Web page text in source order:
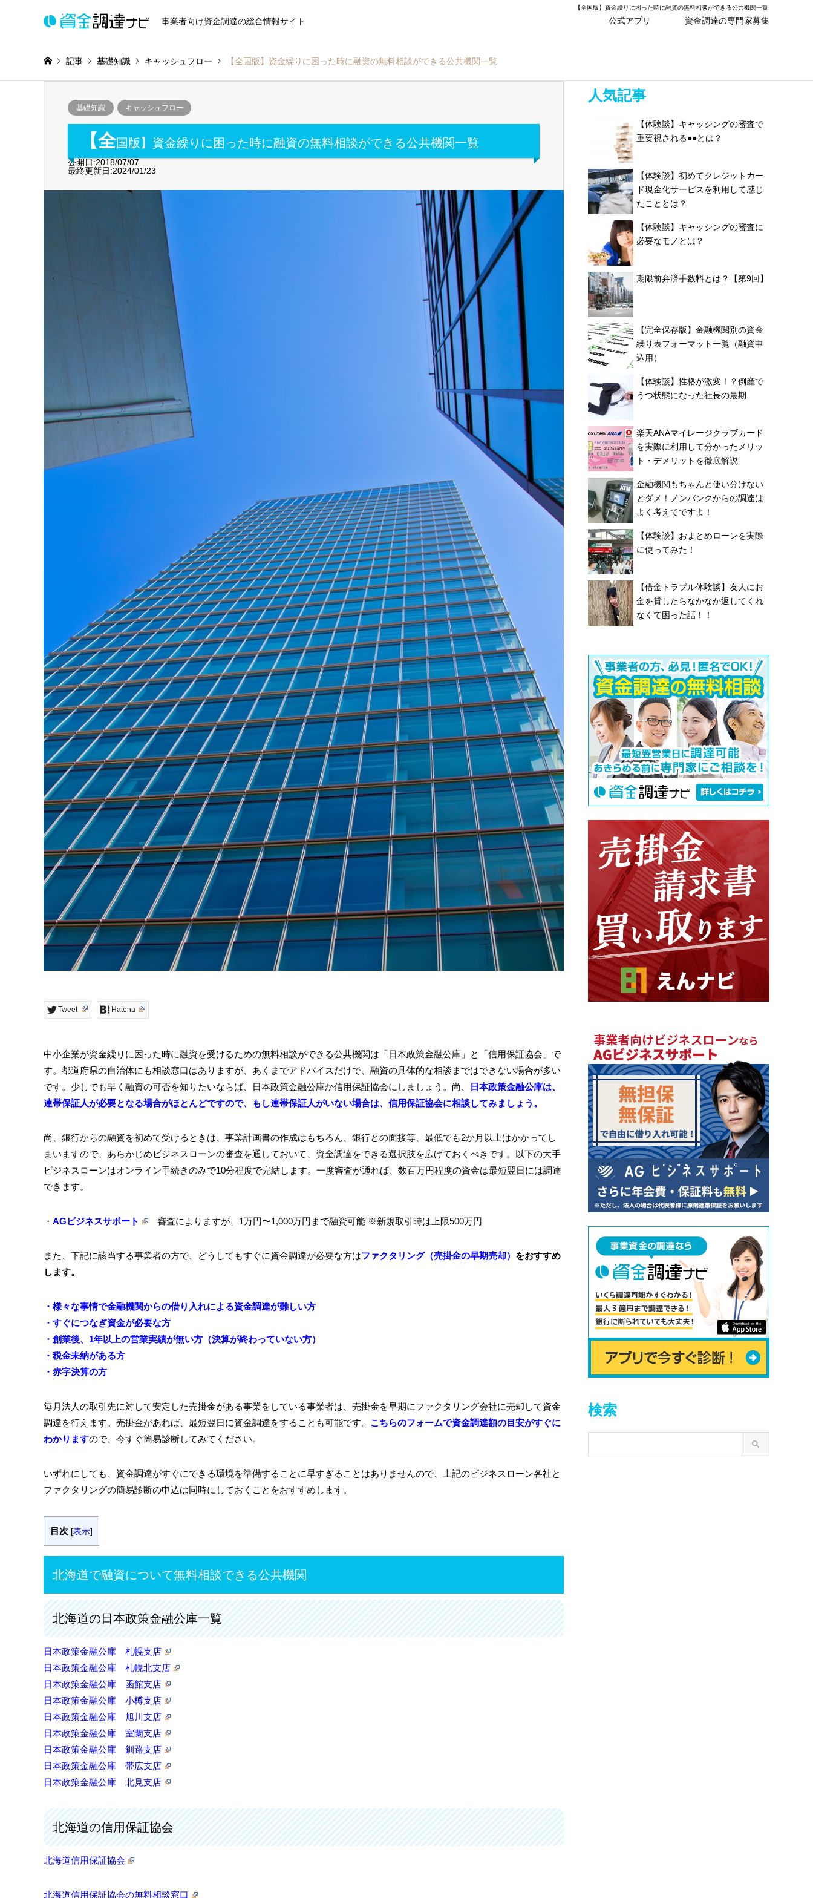
【全国版】資金繰りに困った時に融資の無料相談ができる公共機関一覧
事業者向け資金調達の総合情報サイト 公式アプリ 資金調達の専門家募集
記事 基礎知識 キャッシュフロー 【全国版】資金繰りに困った時に融資の無料相談ができる公共機関一覧
基礎知識 キャッシュフロー
【全国版】資金繰りに困った時に融資の無料相談ができる公共機関一覧
公開日:2018/07/07
最終更新日:2024/01/23
Tweet Hatena
中小企業が資金繰りに困った時に融資を受けるための無料相談ができる公共機関は「日本政策金融公庫」と「信用保証協会」で
す。都道府県の自治体にも相談窓口はありますが、あくまでアドバイスだけで、融資の具体的な相談まではできない場合が多い
です。少しでも早く融資の可否を知りたいならば、日本政策金融公庫か信用保証協会にしましょう。尚、
日本政策金融公庫は、
連帯保証人が必要となる場合がほとんどですので、もし連帯保証人がいない場合は、信用保証協会に相談してみましょう。
尚、銀行からの融資を初めて受けるときは、事業計画書の作成はもちろん、銀行との面接等、最低でも2か月以上はかかってし
まいますので、あらかじめビジネスローンの審査を通しておいて、資金調達をできる選択肢を広げておくべきです。以下の大手
ビジネスローンはオンライン手続きのみで10分程度で完結します。一度審査が通れば、数百万円程度の資金は最短翌日には調達
できます。
・ AGビジネスサポート 審査によりますが、1万円〜1,000万円まで融資可能 ※新規取引時は上限500万円
また、下記に該当する事業者の方で、どうしてもすぐに資金調達が必要な方はファクタリング（売掛金の早期売却） をおすすめ
します。
・様々な事情で金融機関からの借り入れによる資金調達が難しい方
・すぐにつなぎ資金が必要な方
・創業後、1年以上の営業実績が無い方（決算が終わっていない方）
・税金未納がある方
・赤字決算の方
毎月法人の取引先に対して安定した売掛金がある事業をしている事業者は、売掛金を早期にファクタリング会社に売却して資金
調達を行えます。売掛金があれば、最短翌日に資金調達をすることも可能です。 こちらのフォームで資金調達額の目安がすぐに
わかりますので、今すぐ簡易診断してみてください。
いずれにしても、資金調達がすぐにできる環境を準備することに早すぎることはありませんので、上記のビジネスローン各社と
ファクタリングの簡易診断の申込は同時にしておくことをおすすめします。
目次 [表示]
北海道で融資について無料相談できる公共機関
北海道の日本政策金融公庫一覧
日本政策金融公庫 札幌支店
日本政策金融公庫 札幌北支店
日本政策金融公庫 函館支店
日本政策金融公庫 小樽支店
日本政策金融公庫 旭川支店
日本政策金融公庫 室蘭支店
日本政策金融公庫 釧路支店
日本政策金融公庫 帯広支店
日本政策金融公庫 北見支店
北海道の信用保証協会
北海道信用保証協会
北海道信用保証協会の無料相談窓口
人気記事
【体験談】キャッシングの審査で
重要視される●●とは？
【体験談】初めてクレジットカー
ド現金化サービスを利用して感じ
たこととは？
【体験談】キャッシングの審査に
必要なモノとは？
期限前弁済手数料とは？【第9回】
【完全保存版】金融機関別の資金
繰り表フォーマット一覧（融資申
込用）
【体験談】性格が激変！？倒産で
うつ状態になった社長の最期
楽天ANAマイレージクラブカード
を実際に利用して分かったメリッ
ト・デメリットを徹底解説
金融機関もちゃんと使い分けない
とダメ！ノンバンクからの調達は
よく考えてですよ！
【体験談】おまとめローンを実際
に使ってみた！
【借金トラブル体験談】友人にお
金を貸したらなかなか返してくれ
なくて困った話！！
検索